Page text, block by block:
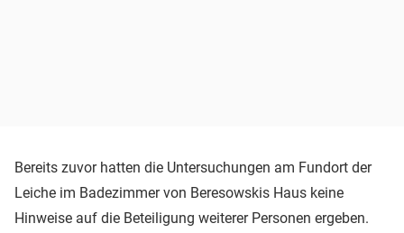
Bereits zuvor hatten die Untersuchungen am Fundort der
Leiche im Badezimmer von Beresowskis Haus keine
Hinweise auf die Beteiligung weiterer Personen ergeben.